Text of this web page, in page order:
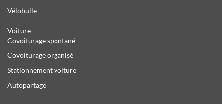
Vélobulle
Voiture
Covoiturage spontané
Covoiturage organisé
Stationnement voiture
Autopartage